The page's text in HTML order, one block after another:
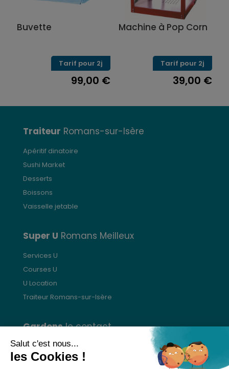
Buvette
Tarif pour 2j
99,00 €
Machine à Pop Corn
Tarif pour 2j
39,00 €
Traiteur Romans-sur-Isère
Apéritif dinatoire
Sushi Market
Desserts
Boissons
Vaisselle jetable
Super U Romans Meilleux
Services U
Courses U
U Location
Traiteur Romans-sur-Isère
Gardonsle contact
Nous contacter
Donnez votre avis